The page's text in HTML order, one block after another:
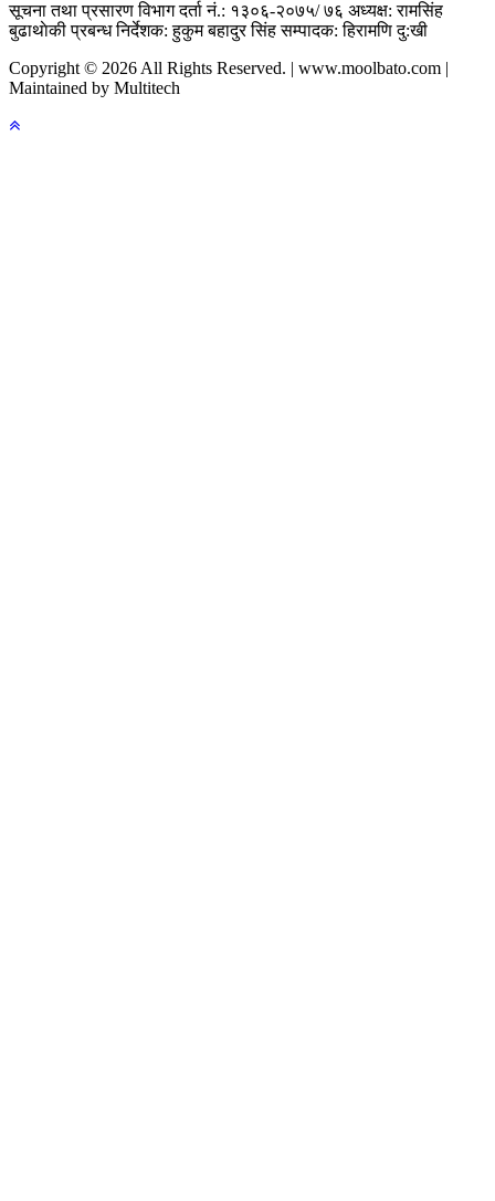
सूचना तथा प्रसारण विभाग दर्ता नं.: १३०६-२०७५/ ७६ अध्यक्ष: रामसिंह
बुढाथाेकी प्रबन्ध निर्देशक: हुकुम बहादुर सिंह सम्पादक: हिरामणि दु:खी
Copyright © 2026 All Rights Reserved. | www.moolbato.com |
Maintained by Multitech